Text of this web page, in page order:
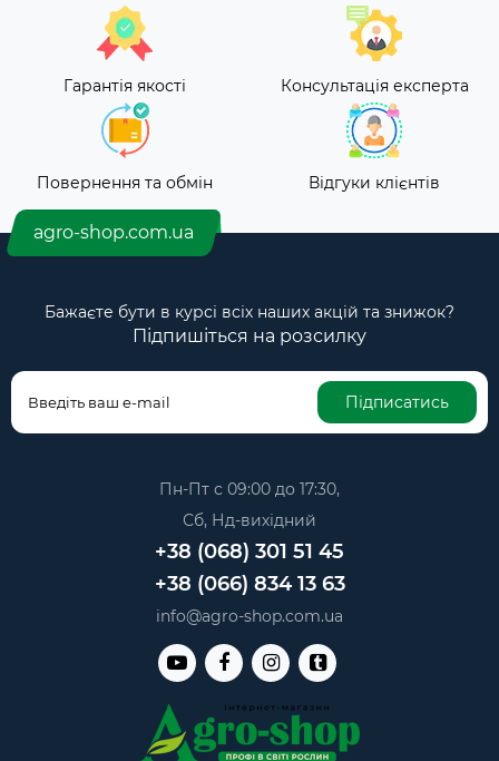
Гарантія якості Консультація експерта
Повернення та обмін Відгуки клієнтів
agro-shop.com.ua
Бажаєте бути в курсі всіх наших акцій та знижок?
Підпишіться на розсилку
Підписатись
Пн-Пт с 09:00 до 17:30,
Сб, Нд-вихідний
+38 (068) 301 51 45
+38 (066) 834 13 63
info@agro-shop.com.ua